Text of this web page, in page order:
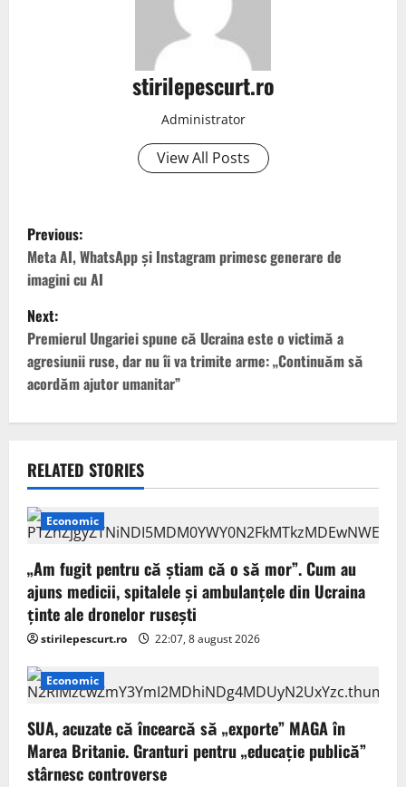
stirilepescurt.ro
Administrator
View All Posts
P
o
s
t
n
a
v
i
g
a
t
i
o
n
Previous:
Meta AI, WhatsApp și Instagram primesc generare de
imagini cu AI
Next:
Premierul Ungariei spune că Ucraina este o victimă a
agresiunii ruse, dar nu îi va trimite arme: „Continuăm să
acordăm ajutor umanitar”
RELATED STORIES
Economic
„Am fugit pentru că știam că o să mor”. Cum au
ajuns medicii, spitalele și ambulanțele din Ucraina
ținte ale dronelor rusești
stirilepescurt.ro 22:07, 8 august 2026
Economic
SUA, acuzate că încearcă să „exporte” MAGA în
Marea Britanie. Granturi pentru „educație publică”
stârnesc controverse